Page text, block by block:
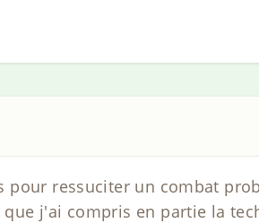
ressuciter un combat
j'ai compris en partie la